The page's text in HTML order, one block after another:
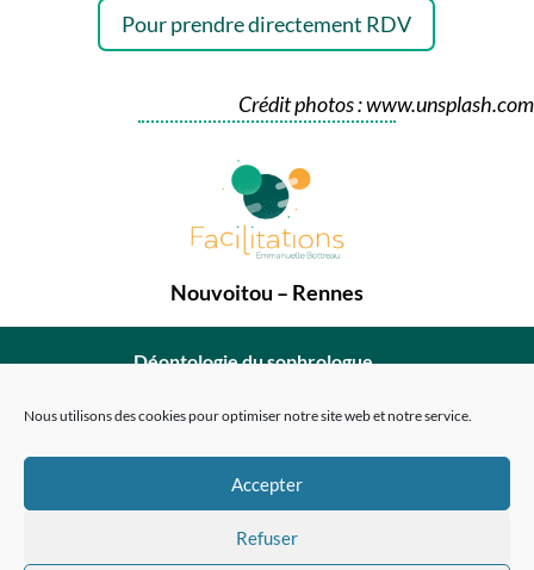
Nous utilisons des cookies pour optimiser notre site web et notre service.
Accepter
Refuser
Pour prendre directement RDV
Crédit photos : www.unsplash.com
Nouvoitou – Rennes
Déontologie du sophrologue
Politique de confidentialité
Politique de cookies (EU)